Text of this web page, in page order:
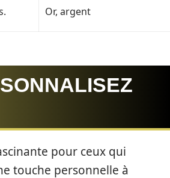
Or, argent
pour ceux qui
touche personnelle à